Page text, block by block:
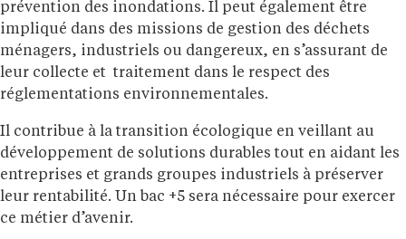
prévention des inondations. Il peut également être
impliqué dans des missions de gestion des déchets
ménagers, industriels ou dangereux, en s’assurant de
leur collecte et traitement dans le respect des
réglementations environnementales.
Il contribue à la transition écologique en veillant au
développement de solutions durables tout en aidant les
entreprises et grands groupes industriels à préserver
leur rentabilité. Un bac +5 sera nécessaire pour exercer
ce métier d’avenir.